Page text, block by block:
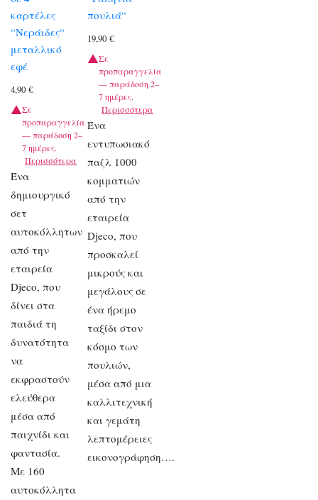
καρτέλες
“Νεράιδες“
μεταλλικό
εφέ
4,90 €
Σε
προπαραγγελία
— παράδοση 2–
7 ημέρες.
Περισσότερα
Ένα
δημιουργικό
σετ
αυτοκόλλητων
από την
εταιρεία
Djeco, που
δίνει στα
παιδιά τη
δυνατότητα
να
εκφραστούν
ελεύθερα
μέσα από
παιχνίδι και
φαντασία.
Με 160
αυτοκόλλητα
πουλιά“
19,90€
Σε
προπαραγγελία
— παράδοση 2–
7 ημέρες.
Περισσότερα
Ένα
εντυπωσιακό
παζλ 1000
κομματιών
από την
εταιρεία
Djeco, που
προσκαλεί
μικρούς και
μεγάλους σε
ένα ήρεμο
ταξίδι στον
κόσμο των
πουλιών,
μέσα από μια
καλλιτεχνική
και γεμάτη
λεπτομέρειες
εικονογράφηση….